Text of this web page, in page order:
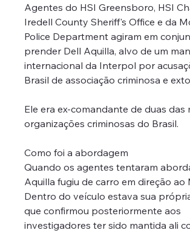
Agentes do HSI Greensboro, HSI
Iredell County Sheriff's Office e da
Police Department agiram em
prender Dell Aquilla, alvo de um
internacional da Interpol por
Brasil de associação criminosa e
Ele era ex-comandante de duas das
organizações criminosas do Brasil.
Como foi a abordagem
Quando os agentes tentaram
Aquilla fugiu de carro em direção ao
Dentro do veículo estava sua
que confirmou posteriormente aos
investigadores ter sido mantida ali